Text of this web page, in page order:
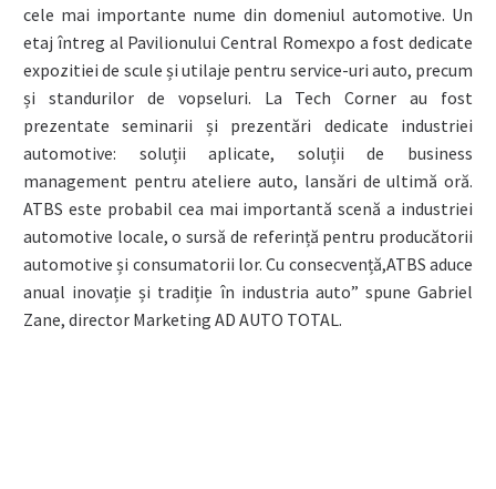
cele mai importante nume din domeniul automotive. Un
etaj întreg al Pavilionului Central Romexpo a fost dedicate
expozitiei de scule și utilaje pentru service-uri auto, precum
și standurilor de vopseluri. La Tech Corner au fost
prezentate seminarii și prezentări dedicate industriei
automotive: soluții aplicate, soluții de business
management pentru ateliere auto, lansări de ultimă oră.
ATBS este probabil cea mai importantă scenă a industriei
automotive locale, o sursă de referință pentru producătorii
automotive și consumatorii lor. Cu consecvență,ATBS aduce
anual inovație și tradiție în industria auto” spune Gabriel
Zane, director Marketing AD AUTO TOTAL.